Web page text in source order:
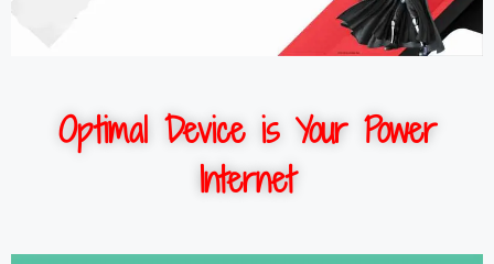
Optimal Device is Your Power
Internet